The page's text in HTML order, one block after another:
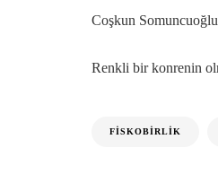
Coşkun
Renkli bir konrenin
FISKOBIRLIK